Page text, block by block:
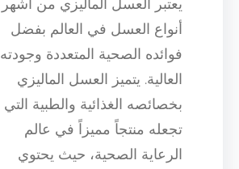
أنواع العسل في العالم بفضل
فوائده الصحية المتعددة وجودته
العالية. يتميز العسل الماليزي
بخصائصه الغذائية والطبية التي
تجعله منتجاً مميزاً في عالم
الرعاية الصحية، حيث يحتوي